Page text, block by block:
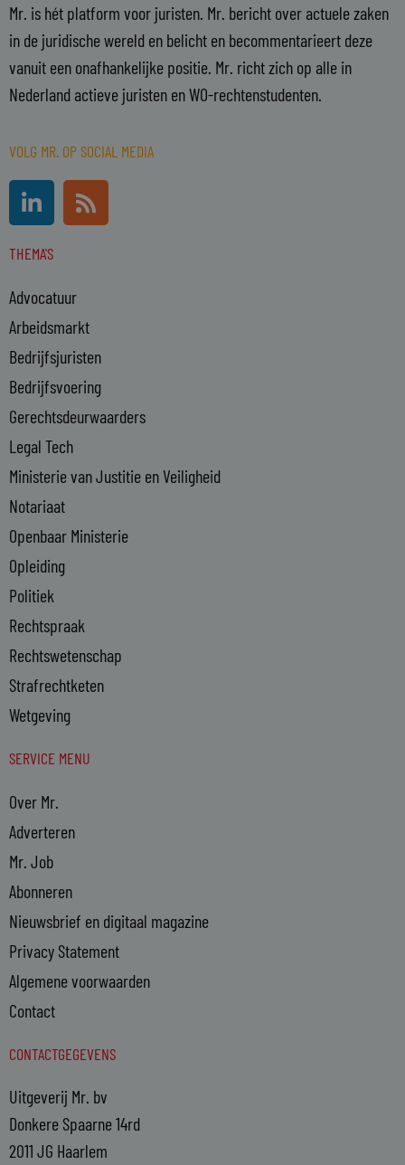
Mr. is hét platform voor juristen. Mr. bericht over actuele zaken
in de juridische wereld en belicht en becommentarieert deze
vanuit een onafhankelijke positie. Mr. richt zich op alle in
Nederland actieve juristen en WO-rechtenstudenten.
VOLG MR. OP SOCIAL MEDIA
L
i
n
k
d
i
n
-
i
n
R
s
s
THEMA'S
Advocatuur
Arbeidsmarkt
Bedrijfsjuristen
Bedrijfsvoering
Gerechtsdeurwaarders
Legal Tech
Ministerie van Justitie en Veiligheid
Notariaat
Openbaar Ministerie
Opleiding
Politiek
Rechtspraak
Rechtswetenschap
Strafrechtketen
Wetgeving
SERVICE MENU
Over Mr.
Adverteren
Mr. Job
Abonneren
Nieuwsbrief en digitaal magazine
Privacy Statement
Algemene voorwaarden
Contact
CONTACTGEGEVENS
Uitgeverij Mr. bv
Donkere Spaarne 14rd
2011 JG Haarlem